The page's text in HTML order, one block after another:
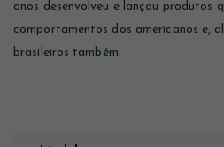
anos desenvolveu e lançou produtos
comportamentos dos americanos e,
brasileiros também.